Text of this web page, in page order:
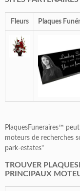
Fleurs Plaques
PlaquesFuneraires™
moteurs de recherches
park-estates"
TROUVER
PRINCIPAUX